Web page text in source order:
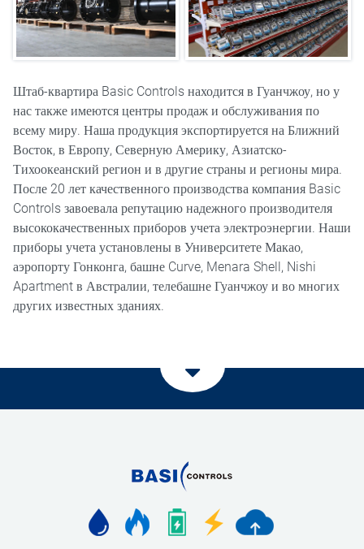
Штаб-квартира Basic Controls находится в Гуанчжоу, но у
нас также имеются центры продаж и обслуживания по
всему миру. Наша продукция экспортируется на Ближний
Восток, в Европу, Северную Америку, Азиатско-
Тихоокеанский регион и в другие страны и регионы мира.
После 20 лет качественного производства компания Basic
Controls завоевала репутацию надежного производителя
высококачественных приборов учета электроэнергии. Наши
приборы учета установлены в Университете Макао,
аэропорту Гонконга, башне Curve, Menara Shell, Nishi
Apartment в Австралии, телебашне Гуанчжоу и во многих
других известных зданиях.